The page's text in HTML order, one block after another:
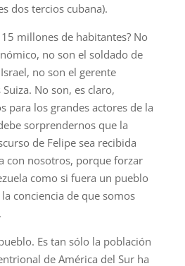
dos tercios cubana).
millones de habitantes? No
no son el soldado de
no son el gerente
No son, es claro,
para los grandes actores de la
sorprendernos que la
de Felipe sea recibida
con nosotros, porque forzar
como si fuera un pueblo
conciencia de que somos
Es tan sólo la población
de América del Sur ha